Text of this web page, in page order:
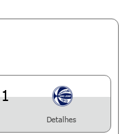
1
Detalhes